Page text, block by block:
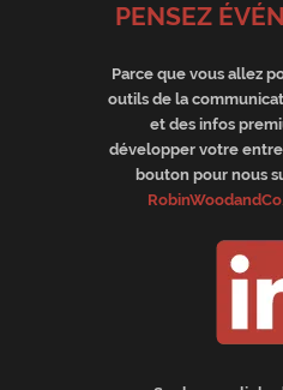
PENSEZ
Parce que vous allez
outils de la
et des infos
développer votre
bouton pour nous